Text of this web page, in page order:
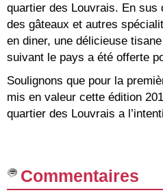
quartier des Louvrais. En
des gâteaux et autres
en diner, une délicieuse
suivant le pays a été offerte
Soulignons que pour la
mis en valeur cette édition
quartier des Louvrais a
Commentaires